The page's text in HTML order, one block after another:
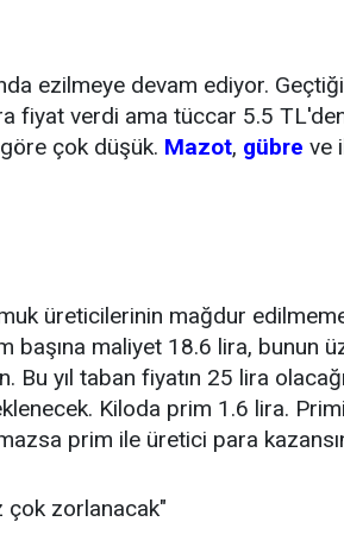
ezilmeye devam ediyor.
fiyat verdi ama tüccar 5.5 TL'den
çok düşük. Mazot, gübre ve
üreticilerinin mağdur
başına maliyet 18.6 lira, bunun
Bu yıl taban fiyatın 25 lira
Kiloda prim 1.6 lira.
prim ile üretici para
çok zorlanacak"